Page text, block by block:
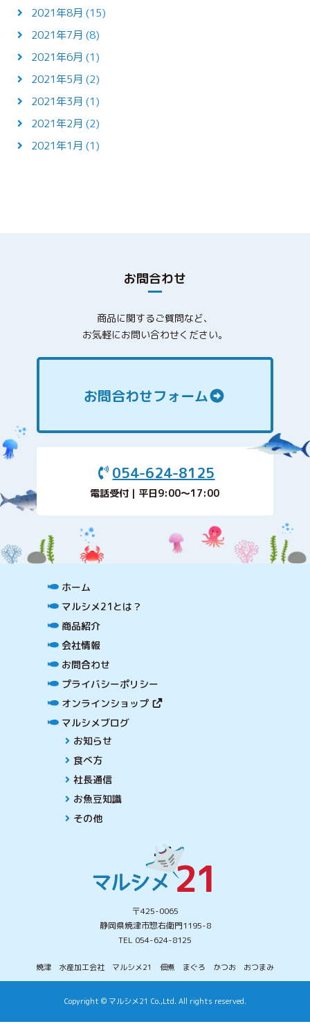
2021年8月 (15)
2021年7月 (8)
2021年6月 (1)
2021年5月 (2)
2021年3月 (1)
2021年2月 (2)
2021年1月 (1)
お問合わせ
商品に関するご質問など、
お気軽にお問い合わせください。
お問合わせフォーム
054-624-8125
電話受付｜平日9:00〜17:00
ホーム
マルシメ21とは？
商品紹介
会社情報
お問合わせ
プライバシーポリシー
オンラインショップ
マルシメブログ
お知らせ
食べ方
社長通信
お魚豆知識
その他
〒425-0065
静岡県焼津市惣右衛門1195-8
TEL 054-624-8125
焼津 水産加工会社 マルシメ21 佃煮 まぐろ かつお おつまみ
Copyright © マルシメ21 Co.,Ltd. All rights reserved.